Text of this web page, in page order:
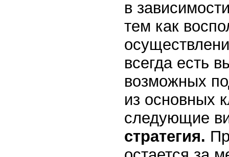
в
тем как
всегда есть
возможных
из основных
следующие
стратегия.